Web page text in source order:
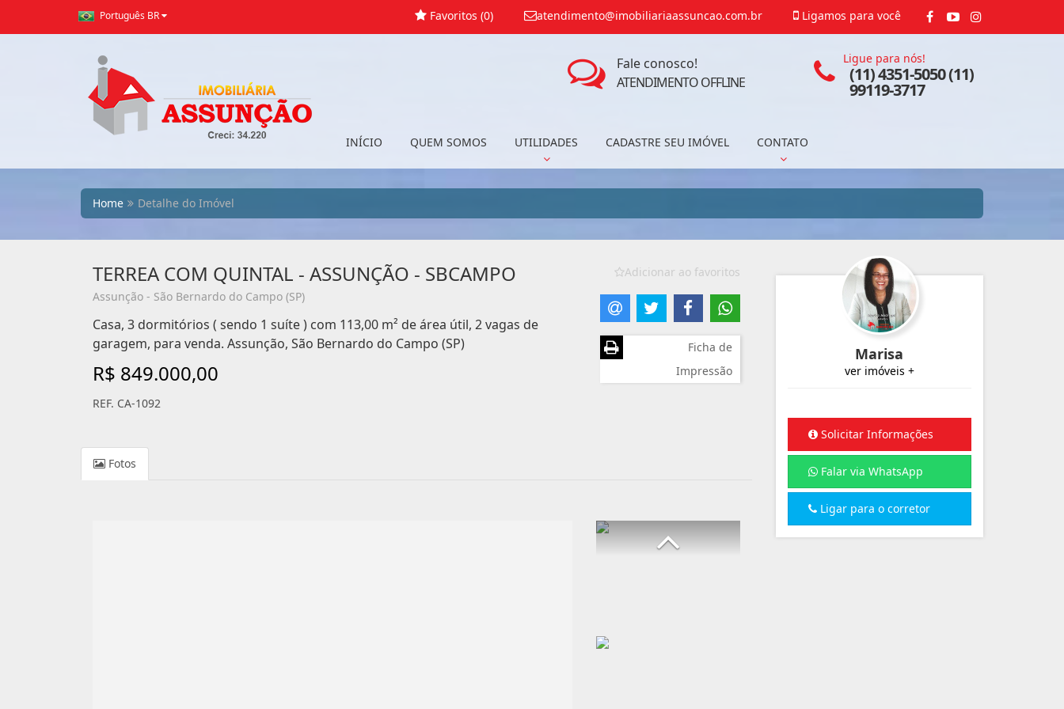
Português BR Ligamos para você
atendimento@imobiliariaassuncao.com.br
Favoritos (0)
INÍCIO QUEM SOMOS UTILIDADES CADASTRE SEU IMÓVEL CONTATO
Ligue para nós!
(11) 4351-5050 (11)
99119-3717
Fale conosco!
ATENDIMENTO OFFLINE
Home Detalhe do Imóvel
TERREA COM QUINTAL - ASSUNÇÃO - SBCAMPO
Assunção - São Bernardo do Campo (SP)
Casa, 3 dormitórios ( sendo 1 suíte ) com 113,00 m² de área útil, 2 vagas de
garagem, para venda. Assunção, São Bernardo do Campo (SP)
R$ 849.000,00
REF. CA-1092
Adicionar ao favoritos
Ficha de
Impressão
Fotos
Marisa
ver imóveis +
Solicitar Informações
Falar via WhatsApp
Ligar para o corretor